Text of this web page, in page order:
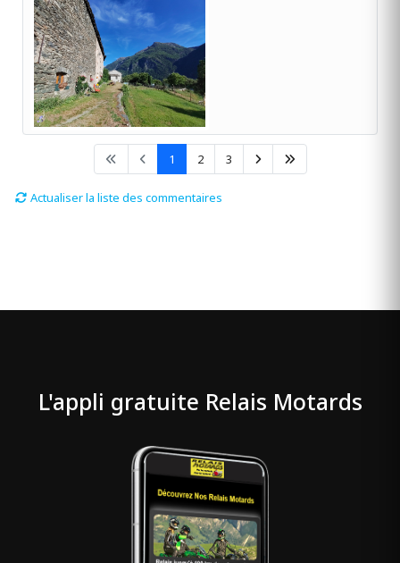
1 2 3
Actualiser la liste des commentaires
L'appli gratuite Relais Motards